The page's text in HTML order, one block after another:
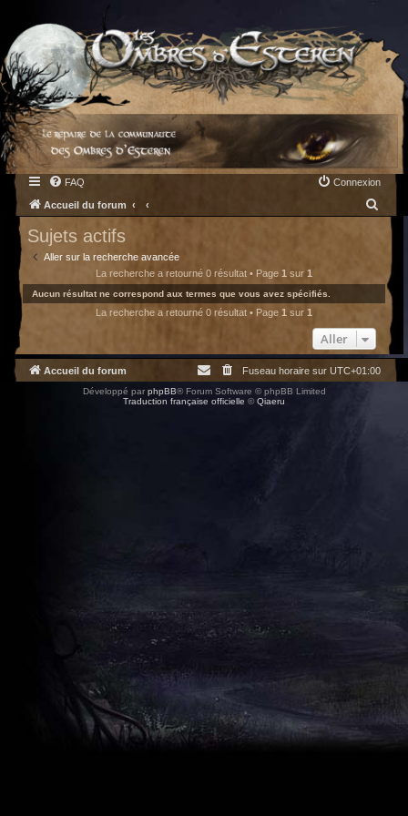
FAQ Connexion
Accueil du forum
h
Sujets actifs
Aller sur la recherche avancée
La recherche a retourné 0 résultat • Page 1 sur 1
Aucun résultat ne correspond aux termes que vous avez spécifiés.
La recherche a retourné 0 résultat • Page 1 sur 1
Aller
Accueil du forum Fuseau horaire sur UTC+01:00
Développé par phpBB® Forum Software © phpBB Limited
Traduction française officielle ©Qiaeru